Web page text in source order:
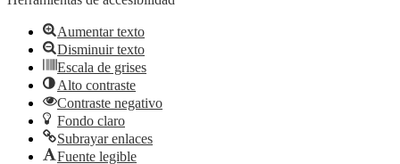
Aumentar texto
Disminuir texto
Escala de grises
Alto contraste
Contraste negativo
Fondo claro
Subrayar enlaces
Fuente legible